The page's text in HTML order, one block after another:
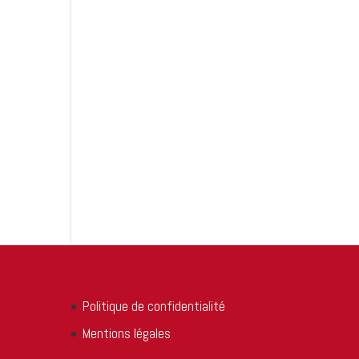
Politique de confidentialité
Mentions légales